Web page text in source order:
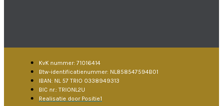
KvK nummer: 71016414
Btw-identificatienummer: NL858547594B01
IBAN: NL 57 TRIO 0338949313
BIC nr.: TRIONL2U
Realisatie door Positie1